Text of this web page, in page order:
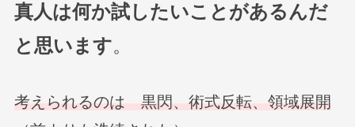
真人は何か試したいことがあるんだ
と思います。
考えられるのは 黒閃、術式反転、領域展開